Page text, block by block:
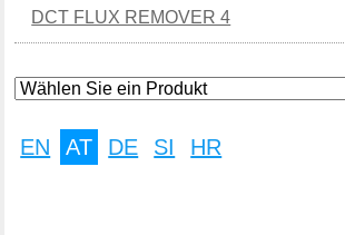
DCT FLUX REMOVER 4
EN AT DE SI HR